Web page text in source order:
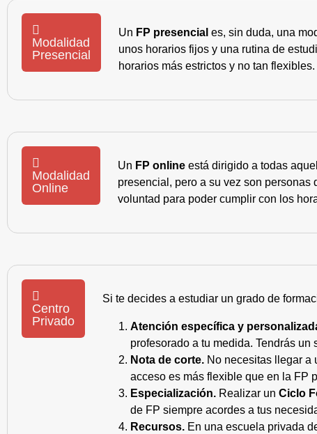
Modalidad
Presencial
Un FP presencial es, sin duda, una
unos horarios fijos y una rutina de
horarios más estrictos y no tan flexibles.
Modalidad
Online
Un FP online está dirigido a todas
presencial, pero a su vez son
voluntad para poder cumplir con los
Centro
Privado
Si te decides a estudiar un grado de
Atención específica y
profesorado a tu medida. Tendrás
Nota de corte. No necesitas llegar a
acceso es más flexible que en la FP
Especialización. Realizar un Ciclo
de FP siempre acordes a tus
Recursos. En una escuela privada